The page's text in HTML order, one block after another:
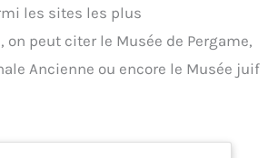
les sites les plus
peut citer le Musée de Pergame,
Ancienne ou encore le Musée juif